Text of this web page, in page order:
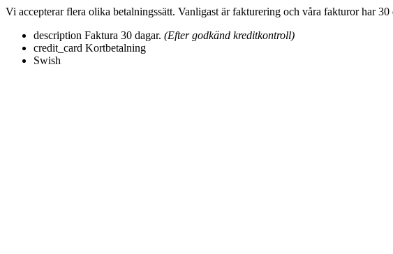
Vi accepterar flera olika betalningssätt. Vanligast är fakturering och våra fakturor har
description Faktura 30 dagar. (Efter godkänd kreditkontroll)
credit_card Kortbetalning
Swish